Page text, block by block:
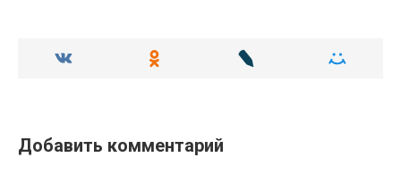
Добавить комментарий